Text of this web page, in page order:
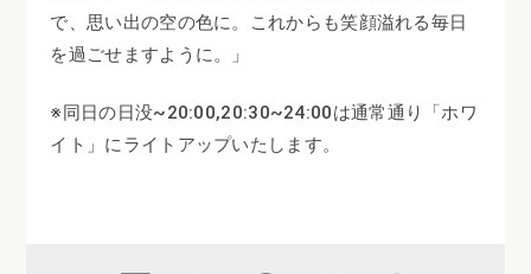
で、思い出の空の色に。これからも笑顔溢れる毎日
を過ごせますように。」
※同日の日没~20:00,20:30~24:00は通常通り「ホワ
イト」にライトアップいたします。